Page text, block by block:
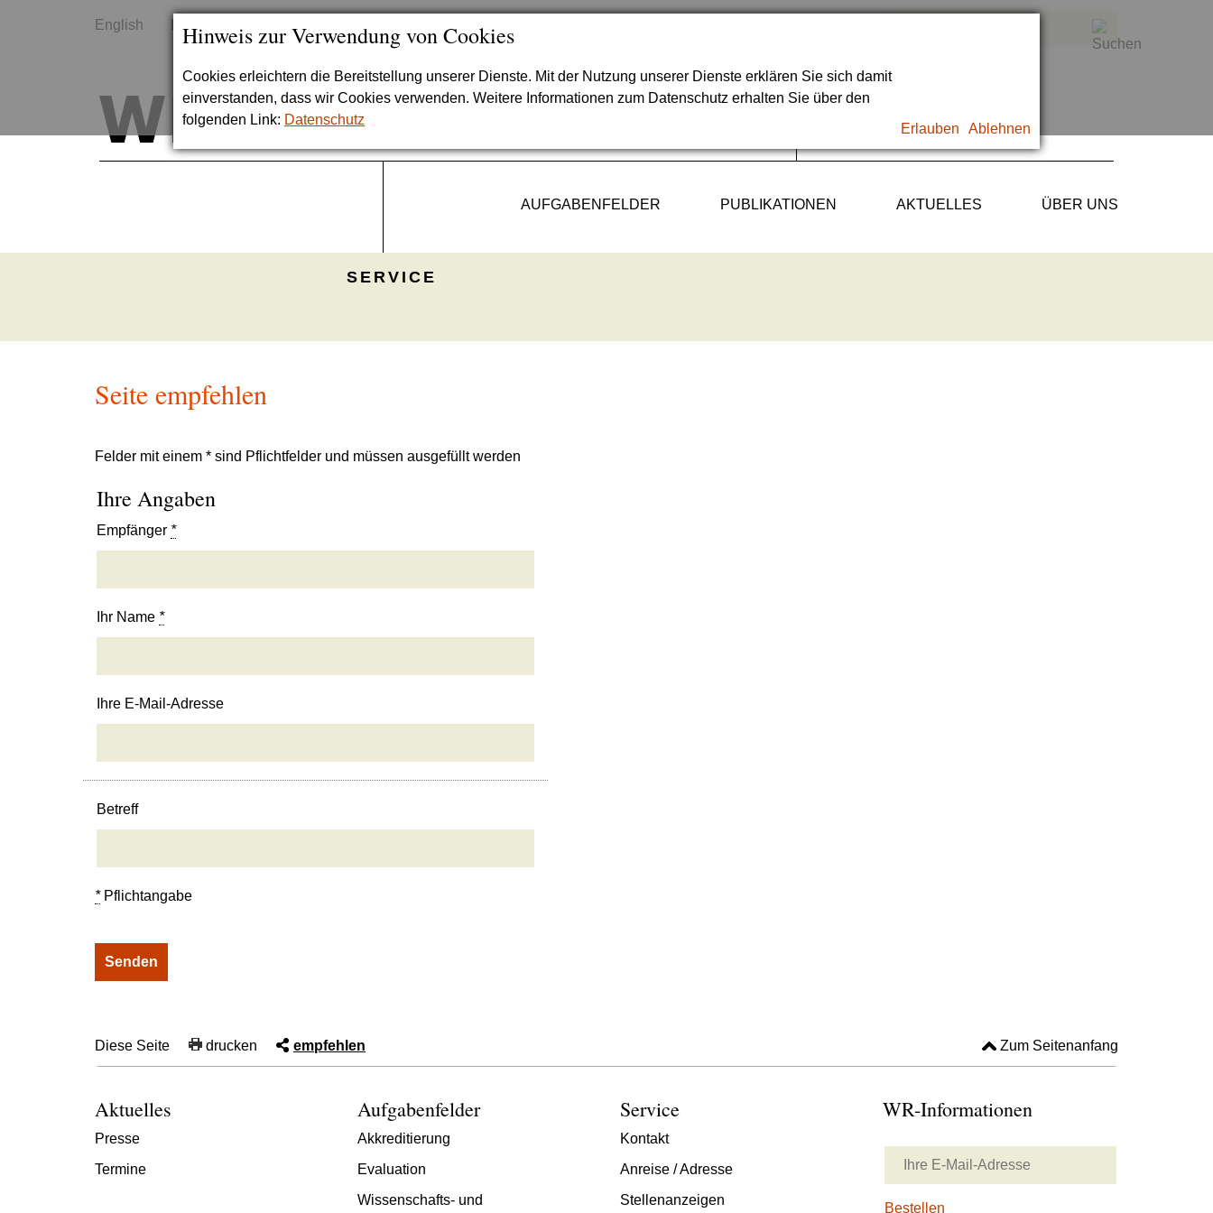
Hinweis zur Verwendung von Cookies
Cookies erleichtern die Bereitstellung unserer Dienste. Mit der Nutzung unserer Dienste erklären Sie sich damit
einverstanden, dass wir Cookies verwenden. Weitere Informationen zum Datenschutz erhalten Sie über den
folgenden Link: Datenschutz
Erlauben Ablehnen
English
AUFGABENFELDER PUBLIKATIONEN AKTUELLES ÜBER UNS
SERVICE
Seite empfehlen
Felder mit einem * sind Pflichtfelder und müssen ausgefüllt werden
Ihre Angaben
Empfänger *
Ihr Name *
Ihre E-Mail-Adresse
Betreff
*Pflichtangabe
Diese Seite drucken empfehlen Zum Seitenanfang
Aktuelles
Presse
Termine
Aufgabenfelder
Akkreditierung
Evaluation
Wissenschafts- und
Service
Kontakt
Anreise / Adresse
Stellenanzeigen
WR-Informationen